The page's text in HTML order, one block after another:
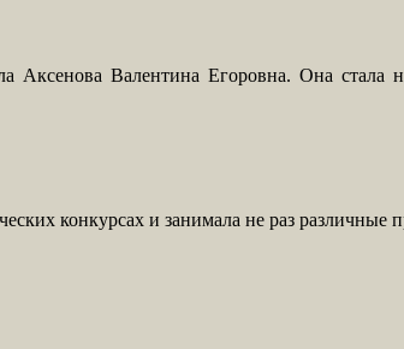
Аксенова Валентина Егоровна. Она стала
конкурсах и занимала не раз различные